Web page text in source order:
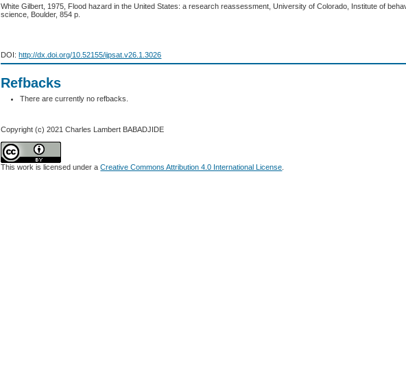
White Gilbert, 1975, Flood hazard in the United States: a research reassessment, University of Colorado, Institute of
science, Boulder, 854 p.
DOI:http://dx.doi.org/10.52155/ijpsat.v26.1.3026
Refbacks
There are currently no refbacks.
Copyright (c) 2021 Charles Lambert BABADJIDE
This work is licensed under aCreative Commons Attribution 4.0 International License